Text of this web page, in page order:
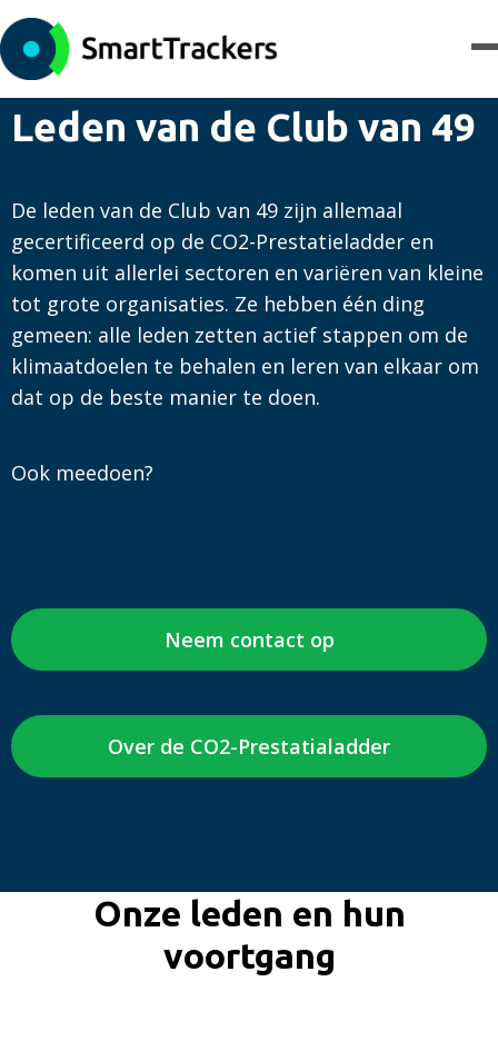
Leden van de Club van 49
De leden van de Club van 49 zijn allemaal
gecertificeerd op de CO2-Prestatieladder en
komen uit allerlei sectoren en variëren van kleine
tot grote organisaties. Ze hebben één ding
gemeen: alle leden zetten actief stappen om de
klimaatdoelen te behalen en leren van elkaar om
dat op de beste manier te doen.
Ook meedoen?
Neem contact op
Over de CO2-Prestatialadder
Onze leden en hun
voortgang